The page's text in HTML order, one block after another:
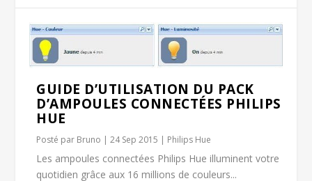
GUIDE D’UTILISATION DU PACK
D’AMPOULES CONNECTÉES PHILIPS
HUE
Posté par Bruno |24 Sep 2015 | Philips Hue
Les ampoules connectées Philips Hue illuminent votre
quotidien grâce aux 16 millions de couleurs...